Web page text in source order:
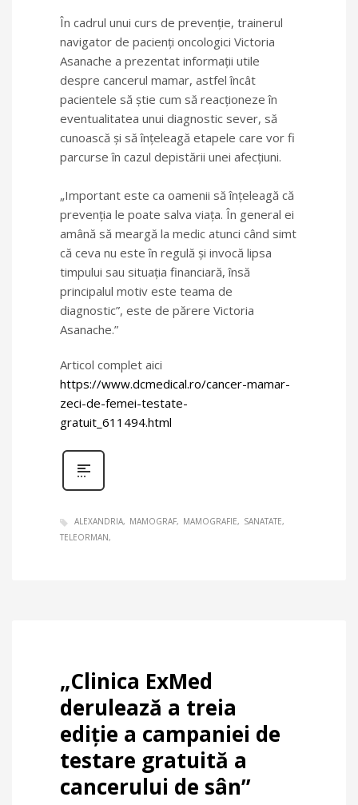
În cadrul unui curs de prevenţie, trainerul
navigator de pacienţi oncologici Victoria
Asanache a prezentat informaţii utile
despre cancerul mamar, astfel încât
pacientele să ştie cum să reacţioneze în
eventualitatea unui diagnostic sever, să
cunoască şi să înţeleagă etapele care vor fi
parcurse în cazul depistării unei afecţiuni.
„Important este ca oamenii să înţeleagă că
prevenţia le poate salva viaţa. În general ei
amână să meargă la medic atunci când simt
că ceva nu este în regulă şi invocă lipsa
timpului sau situaţia financiară, însă
principalul motiv este teama de
diagnostic”, este de părere Victoria
Asanache.”
Articol complet aici
https://www.dcmedical.ro/cancer-mamar-
zeci-de-femei-testate-
gratuit_611494.html
ALEXANDRIA MAMOGRAF MAMOGRAFIE
SANATATE
TELEORMAN
„Clinica ExMed
derulează a treia
ediție a campaniei de
testare gratuită a
cancerului de sân”